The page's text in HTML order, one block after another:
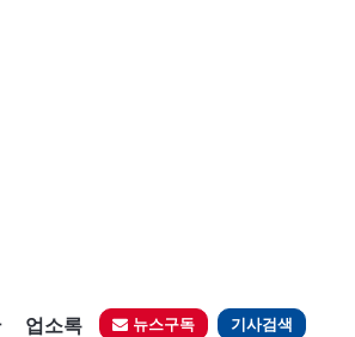
업소록 뉴스구독 기사검색